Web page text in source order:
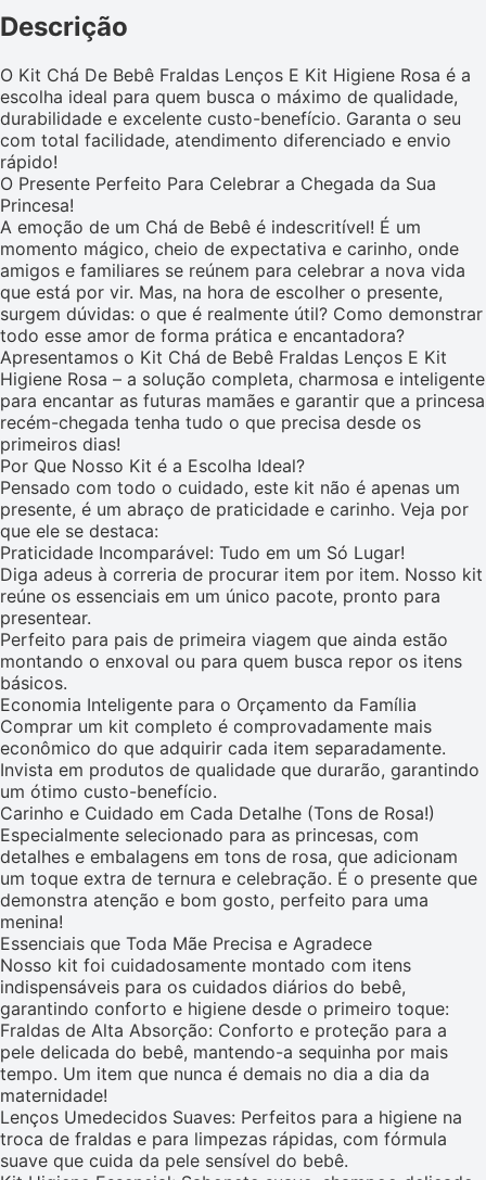
Descrição
O Kit Chá De Bebê Fraldas Lenços E Kit Higiene Rosa é a
escolha ideal para quem busca o máximo de qualidade,
durabilidade e excelente custo-benefício. Garanta o seu
com total facilidade, atendimento diferenciado e envio
rápido!
O Presente Perfeito Para Celebrar a Chegada da Sua
Princesa!
A emoção de um Chá de Bebê é indescritível! É um
momento mágico, cheio de expectativa e carinho, onde
amigos e familiares se reúnem para celebrar a nova vida
que está por vir. Mas, na hora de escolher o presente,
surgem dúvidas: o que é realmente útil? Como demonstrar
todo esse amor de forma prática e encantadora?
Apresentamos o Kit Chá de Bebê Fraldas Lenços E Kit
Higiene Rosa – a solução completa, charmosa e inteligente
para encantar as futuras mamães e garantir que a princesa
recém-chegada tenha tudo o que precisa desde os
primeiros dias!
Por Que Nosso Kit é a Escolha Ideal?
Pensado com todo o cuidado, este kit não é apenas um
presente, é um abraço de praticidade e carinho. Veja por
que ele se destaca:
Praticidade Incomparável: Tudo em um Só Lugar!
Diga adeus à correria de procurar item por item. Nosso kit
reúne os essenciais em um único pacote, pronto para
presentear.
Perfeito para pais de primeira viagem que ainda estão
montando o enxoval ou para quem busca repor os itens
básicos.
Economia Inteligente para o Orçamento da Família
Comprar um kit completo é comprovadamente mais
econômico do que adquirir cada item separadamente.
Invista em produtos de qualidade que durarão, garantindo
um ótimo custo-benefício.
Carinho e Cuidado em Cada Detalhe (Tons de Rosa!)
Especialmente selecionado para as princesas, com
detalhes e embalagens em tons de rosa, que adicionam
um toque extra de ternura e celebração. É o presente que
demonstra atenção e bom gosto, perfeito para uma
menina!
Essenciais que Toda Mãe Precisa e Agradece
Nosso kit foi cuidadosamente montado com itens
indispensáveis para os cuidados diários do bebê,
garantindo conforto e higiene desde o primeiro toque:
Fraldas de Alta Absorção: Conforto e proteção para a
pele delicada do bebê, mantendo-a sequinha por mais
tempo. Um item que nunca é demais no dia a dia da
maternidade!
Lenços Umedecidos Suaves: Perfeitos para a higiene na
troca de fraldas e para limpezas rápidas, com fórmula
suave que cuida da pele sensível do bebê.